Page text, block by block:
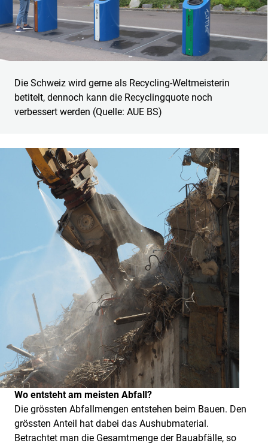
Die Schweiz wird gerne als Recycling-Weltmeisterin
betitelt, dennoch kann die Recyclingquote noch
verbessert werden (Quelle: AUE BS)
Wo entsteht am meisten Abfall?
Die grössten Abfallmengen entstehen beim Bauen. Den
grössten Anteil hat dabei das Aushubmaterial.
Betrachtet man die Gesamtmenge der Bauabfälle, so